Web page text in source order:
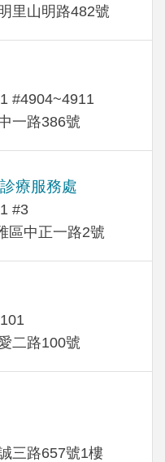
里山明路482號
#4904~4911
一路386號
療服務處
#3
區中正一路2號
二路100號
三路657號1樓